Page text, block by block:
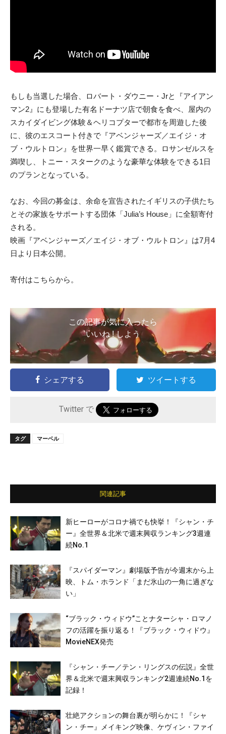
もしも当選した場合、ロバート・ダウニー・Jrと『アイアン
マン2』にも登場した有名ドーナツ店で朝食を食べ、屋内の
スカイダイビング体験＆ヘリコプターで都市を周遊した後
に、彼のエスコート付きで『アベンジャーズ／エイジ・オ
ブ・ウルトロン』を世界一早く鑑賞できる。ロサンゼルスを
満喫し、トニー・スタークのような豪華な体験をできる1日
のプランとなっている。
なお、今回の募金は、余命を宣告されたイギリスの子供たち
とその家族をサポートする団体「Julia’s House」に全額寄付
される。
映画『アベンジャーズ／エイジ・オブ・ウルトロン』は7月4
日より日本公開。
寄付はこちらから。
この記事が気に入ったら
いいね ! しよう
シェアする ツイートする
Twitter で
タグ マーベル
関連記事
新ヒーローがコロナ禍でも快挙！『シャン・チ
ー』全世界＆北米で週末興収ランキング3週連
続No.1
『スパイダーマン』劇場版予告が今週末から上
映、トム・ホランド「まだ氷山の一角に過ぎな
い」
“ブラック・ウィドウ”ことナターシャ・ロマノ
フの活躍を振り返る！『ブラック・ウィドウ』
MovieNEX発売
『シャン・チー／テン・リングスの伝説』全世
界＆北米で週末興収ランキング2週連続No.1を
記録！
壮絶アクションの舞台裏が明らかに！『シャ
ン・チー』メイキング映像、ケヴィン・ファイ